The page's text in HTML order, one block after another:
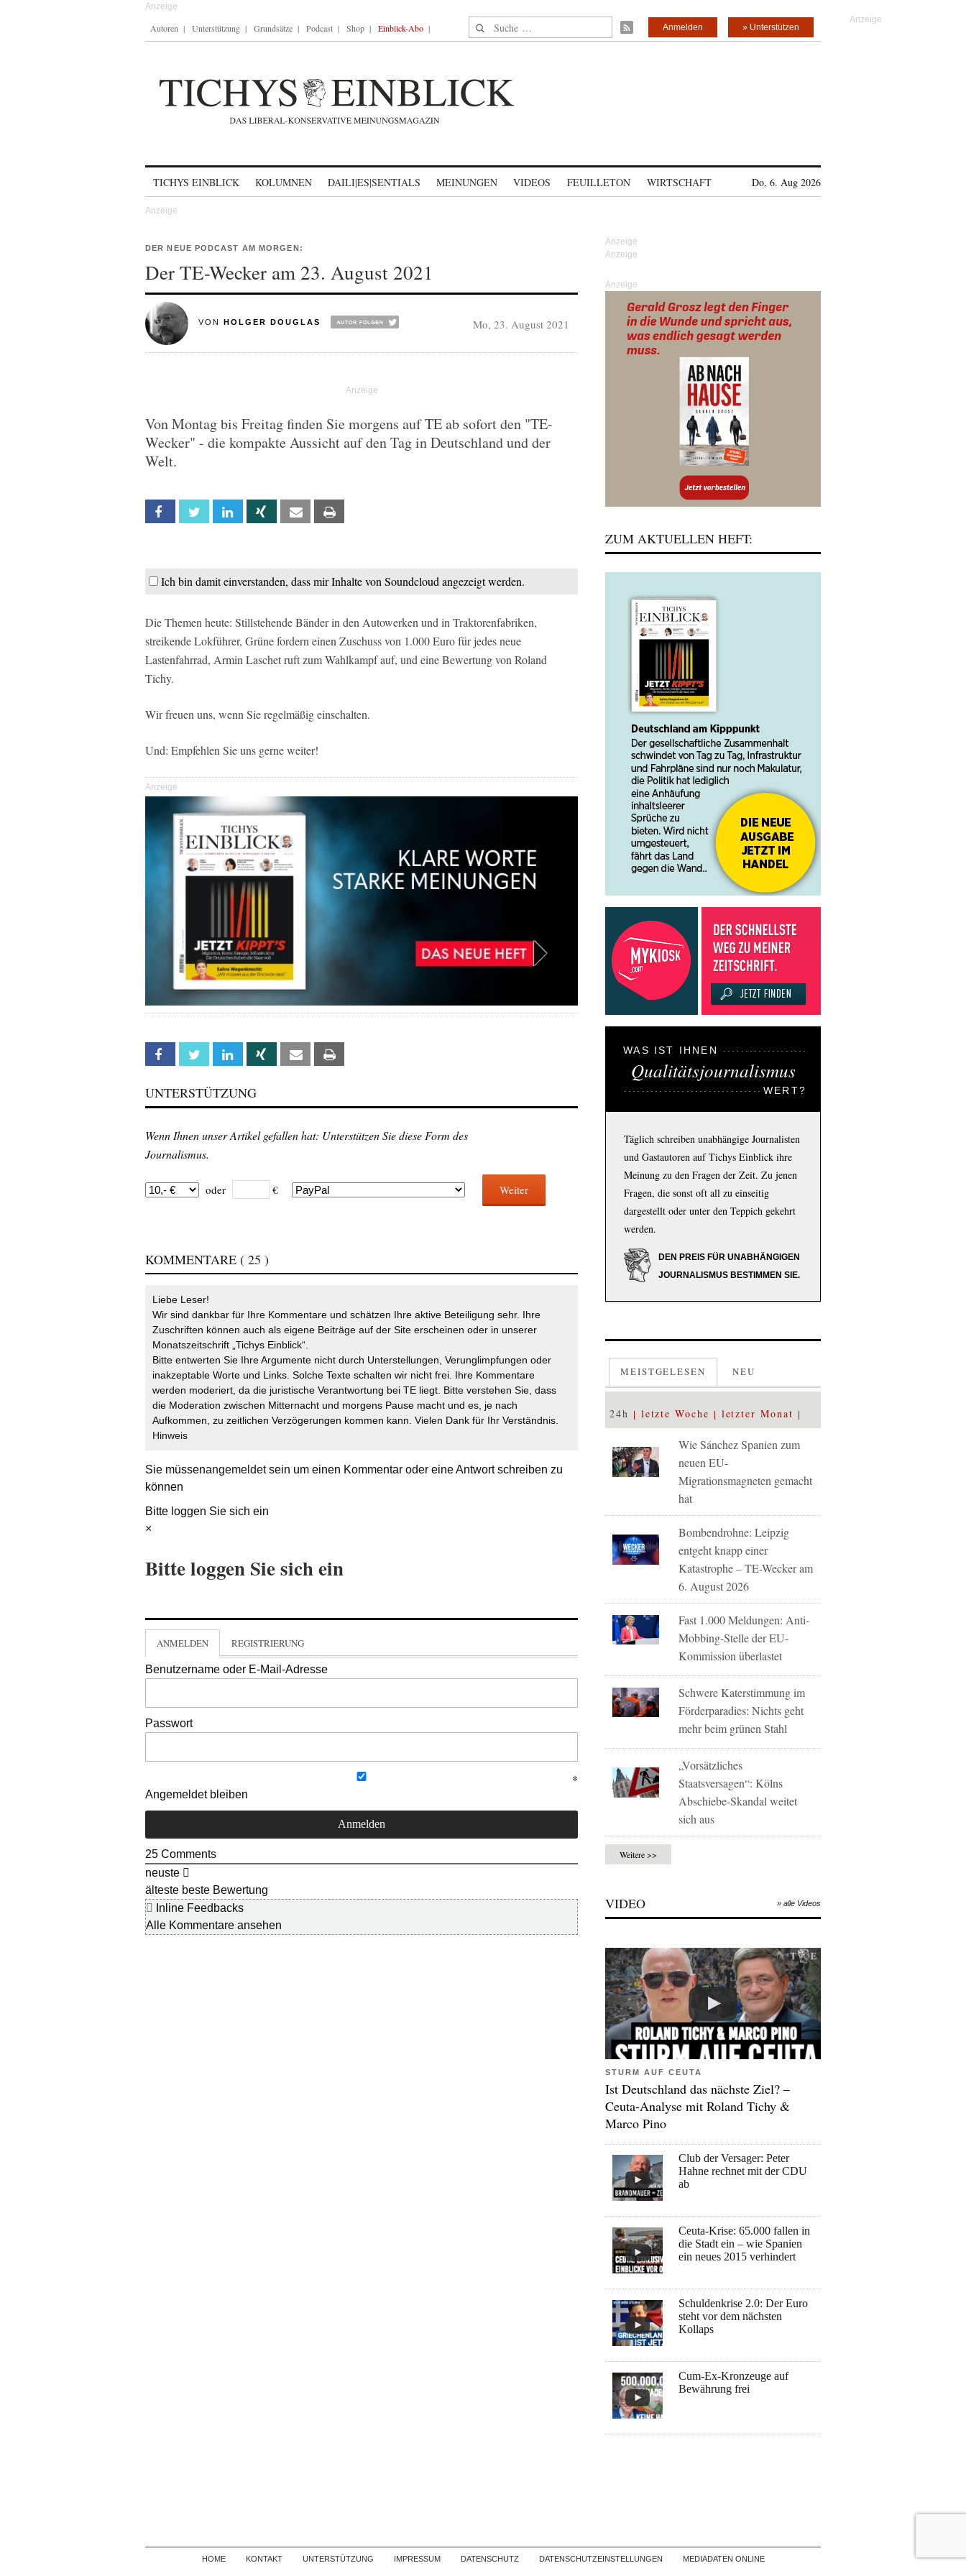
Autoren Unterstützung Grundsätze Podcast Shop Einblick-Abo Suche nach: » Unterstützen
Anmelden
TICHYS EINBLICK KOLUMNEN DAILI|ES|SENTIALS MEINUNGEN VIDEOS FEUILLETON WIRTSCHAFT Do, 6. Aug 2026
DER NEUE PODCAST AM MORGEN:
Der TE-Wecker am 23. August 2021
VON HOLGER DOUGLAS Mo, 23. August 2021
Von Montag bis Freitag finden Sie morgens auf TE ab sofort den "TE-
Wecker" - die kompakte Aussicht auf den Tag in Deutschland und der
Welt.
Facebook Twitter Linkedin Xing Email
Ich bin damit einverstanden, dass mir Inhalte von Soundcloud angezeigt werden.
Die Themen heute: Stillstehende Bänder in den Autowerken und in Traktorenfabriken,
streikende Lokführer, Grüne fordern einen Zuschuss von 1.000 Euro für jedes neue
Lastenfahrrad, Armin Laschet ruft zum Wahlkampf auf, und eine Bewertung von Roland
Tichy.
Wir freuen uns, wenn Sie regelmäßig einschalten.
Und: Empfehlen Sie uns gerne weiter!
Anzeige
Facebook Twitter Linkedin Xing Email
UNTERSTÜTZUNG
Wenn Ihnen unser Artikel gefallen hat: Unterstützen Sie diese Form des
Journalismus.
oder € Weiter
KOMMENTARE ( 25 )
Liebe Leser!
Wir sind dankbar für Ihre Kommentare und schätzen Ihre aktive Beteiligung sehr. Ihre
Zuschriften können auch als eigene Beiträge auf der Site erscheinen oder in unserer
Monatszeitschrift „Tichys Einblick“.
Bitte entwerten Sie Ihre Argumente nicht durch Unterstellungen, Verunglimpfungen oder
inakzeptable Worte und Links. Solche Texte schalten wir nicht frei. Ihre Kommentare
werden moderiert, da die juristische Verantwortung bei TE liegt. Bitte verstehen Sie, dass
die Moderation zwischen Mitternacht und morgens Pause macht und es, je nach
Aufkommen, zu zeitlichen Verzögerungen kommen kann. Vielen Dank für Ihr Verständnis.
Hinweis
Sie müssenangemeldetsein um einen Kommentar oder eine Antwort schreiben zu
können
Bitte loggen Sie sich ein
×
Bitte loggen Sie sich ein
ANMELDEN REGISTRIERUNG
Benutzername oder E-Mail-Adresse
Passwort
Angemeldet bleiben
25 Comments
neuste
älteste beste Bewertung
Inline Feedbacks
Alle Kommentare ansehen
Anzeige
ZUM AKTUELLEN HEFT:
WAS IST IHNEN
Qualitätsjournalismus
WERT?
Täglich schreiben unabhängige Journalisten
und Gastautoren auf Tichys Einblick ihre
Meinung zu den Fragen der Zeit. Zu jenen
Fragen, die sonst oft all zu einseitig
dargestellt oder unter den Teppich gekehrt
werden.
DEN PREIS FÜR UNABHÄNGIGEN
JOURNALISMUS BESTIMMEN SIE.
MEISTGELESEN NEU
24h letzte Woche letzter Monat
Wie Sánchez Spanien zum
neuen EU-
Migrationsmagneten gemacht
hat
Bombendrohne: Leipzig
entgeht knapp einer
Katastrophe – TE-Wecker am
6. August 2026
Fast 1.000 Meldungen: Anti-
Mobbing-Stelle der EU-
Kommission überlastet
Schwere Katerstimmung im
Förderparadies: Nichts geht
mehr beim grünen Stahl
„Vorsätzliches
Staatsversagen“: Kölns
Abschiebe-Skandal weitet
sich aus
Weitere >>
VIDEO » alle Videos
STURM AUF CEUTA
Ist Deutschland das nächste Ziel? –
Ceuta-Analyse mit Roland Tichy &
Marco Pino
Club der Versager: Peter
Hahne rechnet mit der CDU
ab
Ceuta-Krise: 65.000 fallen in
die Stadt ein – wie Spanien
ein neues 2015 verhindert
Schuldenkrise 2.0: Der Euro
steht vor dem nächsten
Kollaps
Cum-Ex-Kronzeuge auf
Bewährung frei
Skip to content
HOME KONTAKT UNTERSTÜTZUNG IMPRESSUM DATENSCHUTZ DATENSCHUTZEINSTELLUNGEN
MEDIADATEN ONLINE